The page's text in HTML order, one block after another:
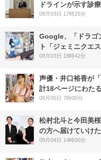
ドラインが示す診
08月03日 17時25分
Google、「ドラゴ
ト「ジェミニクエ
08月03日 18時42分
声優・井口裕香が
計18ページにわた
08月05日 7時00分
松村北斗と今田美
の方へ届けていけた
08月04日 14時00分